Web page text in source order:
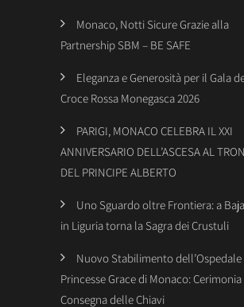
Monaco, Notti Sicure Grazie alla
Partnership SBM – BE SAFE
Eleganza e Generosità per il Gala
Croce Rossa Monegasca 2026
PARIGI, MONACO CELEBRA IL XXI
ANNIVERSARIO DELL’ASCESA AL
DEL PRINCIPE ALBERTO
Uno Sguardo oltre Frontiera: a
in Liguria torna la Sagra dei Crustuli
Nuovo Stabilimento dell’Ospedale
Princesse Grace di Monaco:
Consegna delle Chiavi